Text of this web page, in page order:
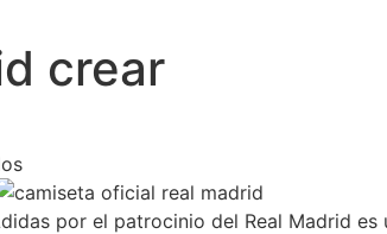
crear
en camiseta real madrid crear
por el patrocinio del Real Madrid es